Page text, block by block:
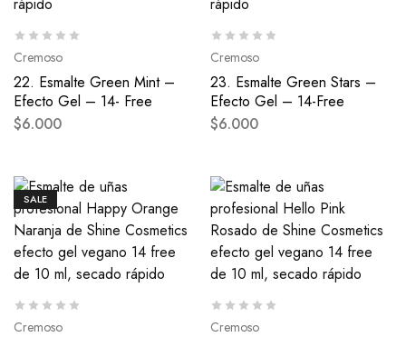
Cremoso
22. Esmalte Green Mint –
Efecto Gel – 14- Free
$6.000
Cremoso
23. Esmalte Green Stars –
Efecto Gel – 14-Free
$6.000
SALE
Cremoso Cremoso